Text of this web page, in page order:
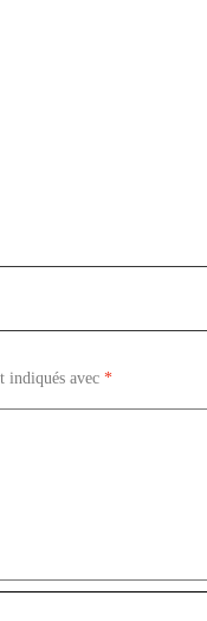
indiqués avec *